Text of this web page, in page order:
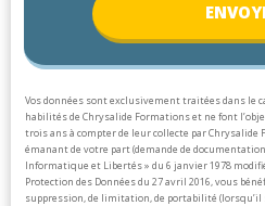
ENV
Vos données sont exclusivement traitées dans le
habilités de Chrysalide Formations et ne font
trois ans à compter de leur collecte par
émanant de votre part (demande de
Informatique et Libertés » du 6 janvier 1978
Protection des Données du 27 avril 2016, vous
suppression, de limitation, de portabilité (lorsqu’il